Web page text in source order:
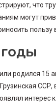
что
могут
пользу
родился 15
ССР,
интерес